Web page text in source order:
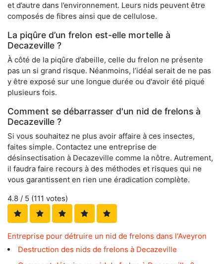
et d’autre dans l’environnement. Leurs nids peuvent être
composés de fibres ainsi que de cellulose.
La piqûre d’un frelon est-elle mortelle à
Decazeville ?
À côté de la piqûre d’abeille, celle du frelon ne présente
pas un si grand risque. Néanmoins, l’idéal serait de ne pas
y être exposé sur une longue durée ou d'avoir été piqué
plusieurs fois.
Comment se débarrasser d'un nid de frelons à
Decazeville ?
Si vous souhaitez ne plus avoir affaire à ces insectes,
faites simple. Contactez une entreprise de
désinsectisation à Decazeville comme la nôtre. Autrement,
il faudra faire recours à des méthodes et risques qui ne
vous garantissent en rien une éradication complète.
4.8 / 5 (111 votes)
Entreprise pour détruire un nid de frelons dans l'Aveyron
Destruction des nids de frelons à Decazeville